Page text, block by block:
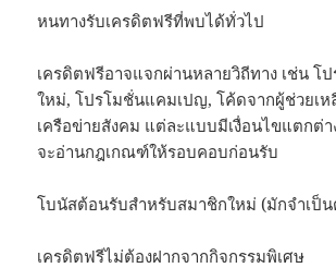
หนทางรับเครดิตฟรีที่พบได้ทั่วไป
เครดิตฟรีอาจแจกผ่านหลายวิถีทาง เช่น โ
ใหม่, โปรโมชั่นแคมเปญ, โค้ดจากผู้ช่วยเห
เครือข่ายสังคม แต่ละแบบมีเงื่อนไขแตกต่
จะอ่านกฎเกณฑ์ให้รอบคอบก่อนรับ
โบนัสต้อนรับสำหรับสมาชิกใหม่ (มักจำเป็
เครดิตฟรีไม่ต้องฝากจากกิจกรรมพิเศษ